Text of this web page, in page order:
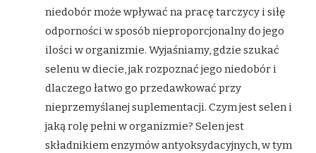
organizmie,
objawy
niedoboru
najlepsze
źródła
w
diecie
niedobór może wpływać na pracę tarczycy i siłę
odporności w sposób nieproporcjonalny do jego
ilości w organizmie. Wyjaśniamy, gdzie szukać
selenu w diecie, jak rozpoznać jego niedobór i
dlaczego łatwo go przedawkować przy
nieprzemyślanej suplementacji. Czym jest selen i
jaką rolę pełni w organizmie? Selen jest
składnikiem enzymów antyoksydacyjnych, w tym